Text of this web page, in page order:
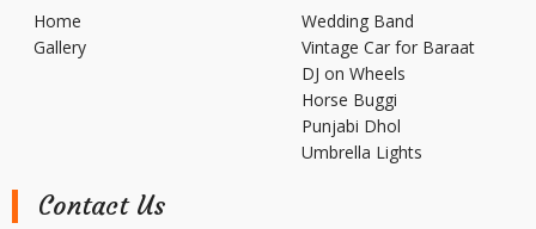
Home
Gallery
Wedding Band
Vintage Car for Baraat
DJ on Wheels
Horse Buggi
Punjabi Dhol
Umbrella Lights
Contact Us